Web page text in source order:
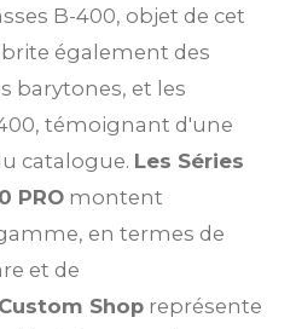
B-400, objet de cet
également des
barytones, et les
témoignant d'une
catalogue. Les Séries
PRO montent
en termes de
et de
Shop représente